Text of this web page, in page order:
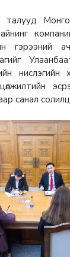
талууд
нислэгийн
санал